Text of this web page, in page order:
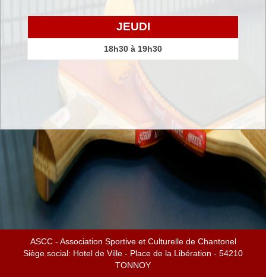
JEUDI
18h30 à 19h30
ASCC - Association Sportive et Culturelle de Chantonel
Siège social: Hotel de Ville - Place de la Libération - 54210
TONNOY